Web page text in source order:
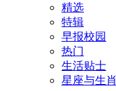
精选
特辑
早报校园
热门
生活贴士
星座与生肖